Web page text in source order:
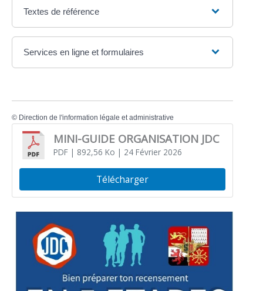
Textes de référence
Services en ligne et formulaires
© Direction de l'information légale et administrative
MINI-GUIDE ORGANISATION JDC
PDF| 892,56 Ko | 24 Février 2026
Télécharger